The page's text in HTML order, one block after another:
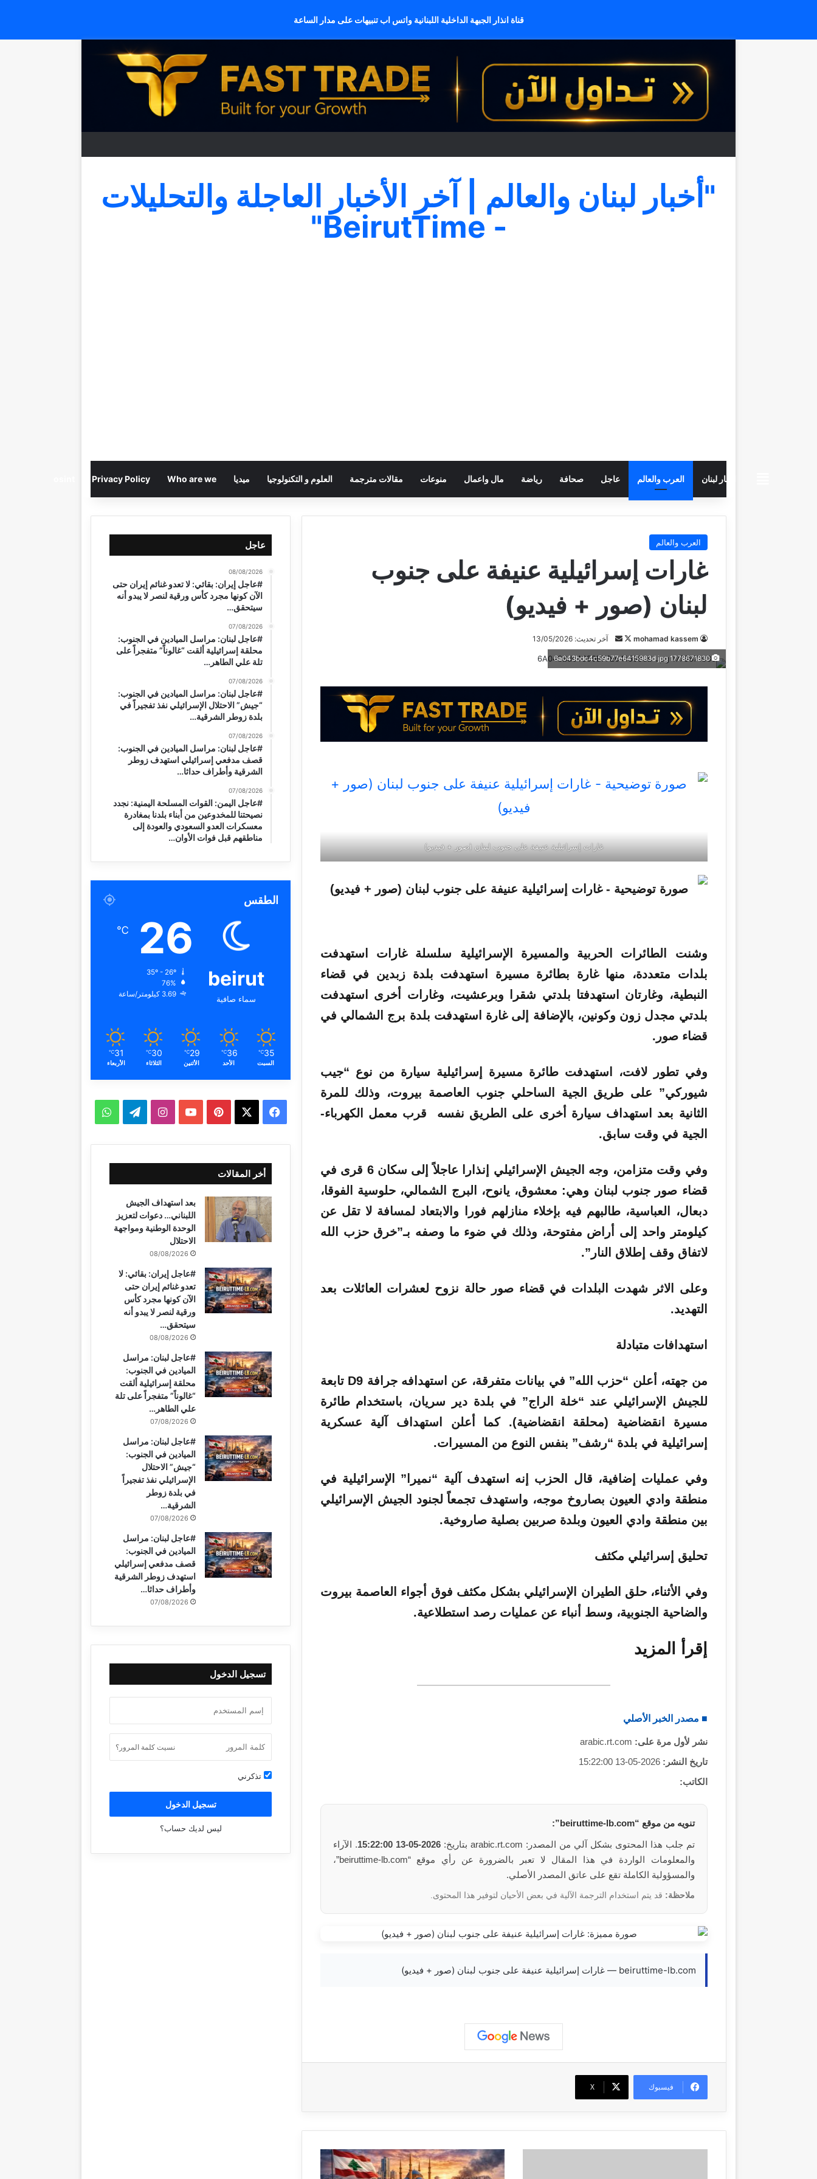
قناة انذار الجبهة الداخلية اللبنانية واتس اب تنبيهات على مدار الساعة
"أخبار لبنان والعالم | آخر الأخبار العاجلة والتحليلات
- BeirutTime"
beiruttime
اخبار لبنان العرب والعالم عاجل صحافة رياضة مال واعمال منوعات مقالات مترجمة العلوم و التكنولوجيا ميديا Who are we
Privacy Policy
العرب والعالم
غارات إسرائيلية عنيفة على جنوب
لبنان (صور + فيديو)
mohamad kassem
تابع
X
أرسل
إلكترونيا
آخر تحديث: 13/05/2026
1778671830 6a043bdc4c59b77e6415983d jpg
غارات إسرائيلية عنيفة على جنوب لبنان (صور + فيديو)
وشنت الطائرات الحربية والمسيرة الإسرائيلية سلسلة غارات
استهدفت
بلدات متعددة، منها غارة بطائرة مسيرة استهدفت بلدة زبدين في قضاء
النبطية، وغارتان استهدفتا بلدتي شقرا وبرعشيت، وغارات أخرى استهدفت
بلدتي مجدل زون وكونين، بالإضافة إلى غارة استهدفت بلدة برج الشمالي في
قضاء صور.
وفي تطور لافت، استهدفت طائرة مسيرة إسرائيلية سيارة من نوع “جيب
شيوركي” على طريق الجية الساحلي جنوب العاصمة بيروت، وذلك للمرة
الثانية بعد استهداف سيارة أخرى على الطريق نفسه قرب معمل الكهرباء-
الجية في وقت سابق.
وفي وقت متزامن، وجه الجيش الإسرائيلي
إنذارا عاجلاً إلى سكان 6 قرى في
قضاء صور جنوب لبنان وهي: معشوق، يانوح، البرج الشمالي، حلوسية الفوقا،
دبعال، العباسية، طالبهم فيه بإخلاء منازلهم فورا والابتعاد لمسافة لا تقل عن
كيلومتر واحد إلى أراض مفتوحة، وذلك في ضوء ما وصفه بـ”خرق حزب الله
لاتفاق وقف إطلاق النار”.
وعلى الاثر شهدت البلدات في قضاء صور حالة نزوح لعشرات العائلات بعد
التهديد.
استهدافات متبادلة
من جهته، أعلن “حزب الله” في بيانات متفرقة، عن استهدافه جرافة D9 تابعة
للجيش الإسرائيلي عند “خلة الراج” في بلدة دير سريان، باستخدام طائرة
مسيرة انقضاضية (محلقة انقضاضية). كما أعلن استهداف آلية عسكرية
إسرائيلية في بلدة “رشف” بنفس النوع من المسيرات.
وفي عمليات إضافية، قال الحزب إنه استهدف آلية “نميرا” الإسرائيلية في
منطقة وادي العيون بصاروخ موجه، واستهدف تجمعاً لجنود الجيش الإسرائيلي
بين منطقة وادي العيون وبلدة صربين بصلية صاروخية.
تحليق إسرائيلي مكثف
وفي الأثناء، حلق الطيران الإسرائيلي بشكل مكثف فوق أجواء العاصمة بيروت
والضاحية الجنوبية، وسط أنباء عن عمليات رصد استطلاعية.
إقرأ المزيد
■ مصدر الخبر الأصلي
نشر لأول مرة على: arabic.rt.com
تاريخ النشر: 2026-05-13 15:22:00
الكاتب:
تنويه من موقع “beiruttime-lb.com”:
تم جلب هذا المحتوى بشكل آلي من المصدر: arabic.rt.com بتاريخ: 2026-05-13 15:22:00
. الآراء
والمعلومات الواردة في هذا المقال لا تعبر بالضرورة عن رأي موقع “beiruttime-lb.com”،
والمسؤولية الكاملة تقع على عاتق المصدر الأصلي.
ملاحظة: قد يتم استخدام الترجمة الآلية في بعض الأحيان لتوفير هذا المحتوى.
beiruttime-lb.com — غارات إسرائيلية عنيفة على جنوب لبنان (صور + فيديو)
فيسبوك ‫X
#عاجل
إيران:
عاجل
08/08/2026
#عاجل إيران: بقائي: لا تعدو غنائم إيران حتى
الآن كونها مجرد كأس ورقية لنصر لا يبدو أنه
سيتحقق…
07/08/2026
#عاجل لبنان: مراسل الميادين في الجنوب:
محلقة إسرائيلية ألقت “غالوناً” متفجراً على
تلة علي الطاهر…
07/08/2026
#عاجل لبنان: مراسل الميادين في الجنوب:
“جيش” الاحتلال الإسرائيلي نفذ تفجيراً في
بلدة زوطر الشرقية…
07/08/2026
#عاجل لبنان: مراسل الميادين في الجنوب:
قصف مدفعي إسرائيلي استهدف زوطر
الشرقية وأطراف حداثا…
07/08/2026
#عاجل اليمن: القوات المسلحة اليمنية: نجدد
نصيحتنا للمخدوعين من أبناء بلدنا بمغادرة
معسكرات العدو السعودي والعودة إلى
مناطقهم قبل فوات الأوان…
الطقس
beirut
سماء صافية
26
℃
76%
3.69 كيلومتر/ساعة
35
℃
السبت
36
℃
الأحد
29
℃
الأثنين
30
℃
الثلاثاء
31
℃
الأربعاء
فيسبوك بينتيريست‫YouTubeانستقرامتيلقرامواتساب
أخر المقالات
بعد استهداف الجيش
اللبناني… دعوات لتعزيز
الوحدة الوطنية ومواجهة
الاحتلال
08/08/2026
#عاجل إيران: بقائي: لا
تعدو غنائم إيران حتى
الآن كونها مجرد كأس
ورقية لنصر لا يبدو أنه
سيتحقق…
08/08/2026
#عاجل لبنان: مراسل
الميادين في الجنوب:
محلقة إسرائيلية ألقت
“غالوناً” متفجراً على تلة
علي الطاهر…
07/08/2026
#عاجل لبنان: مراسل
الميادين في الجنوب:
“جيش” الاحتلال
الإسرائيلي نفذ تفجيراً
في بلدة زوطر
الشرقية…
07/08/2026
#عاجل لبنان: مراسل
الميادين في الجنوب:
قصف مدفعي إسرائيلي
استهدف زوطر الشرقية
وأطراف حداثا…
07/08/2026
تسجيل الدخول
نسيت كلمة المرور؟
تذكرني
تسجيل الدخول
ليس لديك حساب؟